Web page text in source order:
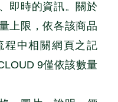
即時的資訊。關於
上限，依各該商品
程中相關網頁之記
9僅依該數量